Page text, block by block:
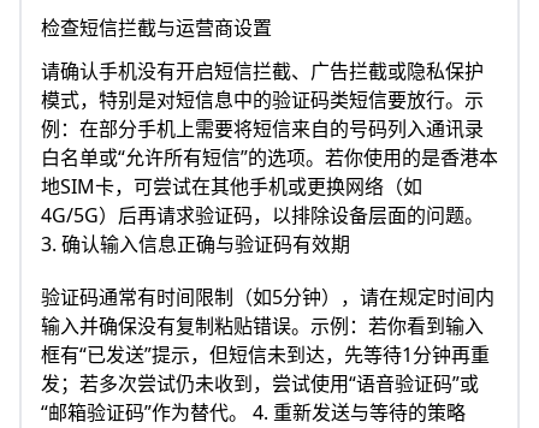
检查短信拦截与运营商设置
请确认手机没有开启短信拦截、广告拦截或隐私保护
模式，特别是对短信息中的验证码类短信要放行。示
例：在部分手机上需要将短信来自的号码列入通讯录
白名单或“允许所有短信”的选项。若你使用的是香港本
地SIM卡，可尝试在其他手机或更换网络（如
4G/5G）后再请求验证码，以排除设备层面的问题。
3. 确认输入信息正确与验证码有效期
验证码通常有时间限制（如5分钟），请在规定时间内
输入并确保没有复制粘贴错误。示例：若你看到输入
框有“已发送”提示，但短信未到达，先等待1分钟再重
发；若多次尝试仍未收到，尝试使用“语音验证码”或
“邮箱验证码”作为替代。 4. 重新发送与等待的策略